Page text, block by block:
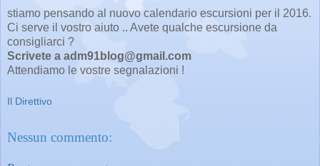
stiamo pensando al nuovo calendario escursioni per il 2016.
Ci serve il vostro aiuto .. Avete qualche escursione da
consigliarci ?
Scrivete a adm91blog@gmail.com
Attendiamo le vostre segnalazioni !
Il Direttivo
Nessun commento: